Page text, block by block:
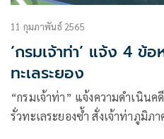
11 กุมภาพันธ์ 2565
‘กรมเจ้าท่า’ แจ้ง 4 ข้
ทะเลระยอง
“กรมเจ้าท่า” แจ้งความดำเนิน
รั่วทะเลระยองซ้ำ สั่งเจ้าท่าภูมิภ